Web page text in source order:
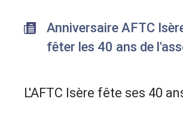
Anniversaire AFTC
fêter les 40 ans de
L'AFTC Isère fête ses 40